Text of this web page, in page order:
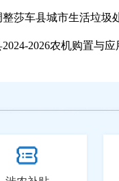
整莎车县城市生活垃圾
2026农机购置与